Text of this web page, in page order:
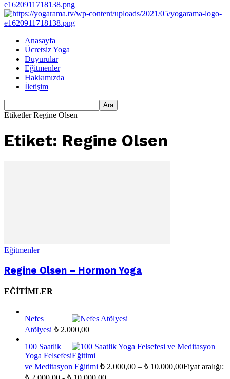
Anasayfa
Ücretsiz Yoga
Duyurular
Eğitmenler
Hakkımızda
İletişim
Etiketler Regine Olsen
Etiket: Regine Olsen
Eğitmenler
Regine Olsen – Hormon Yoga
EĞITIMLER
Nefes
Atölyesi ₺ 2.000,00
100 Saatlik
Yoga Felsefesi
ve Meditasyon Eğitimi ₺ 2.000,00 – ₺ 10.000,00Fiyat aralığı: